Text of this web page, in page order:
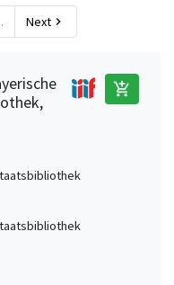
Next chevron_right
add_shopping_cart